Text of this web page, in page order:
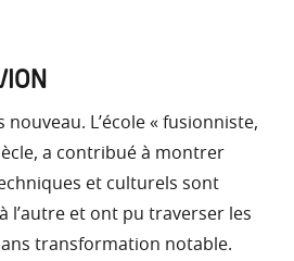
nouveau. L’école « fusionniste,
a contribué à montrer
et culturels sont
l’autre et ont pu traverser les
transformation notable.